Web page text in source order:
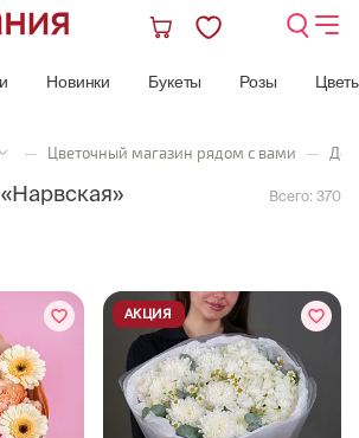
Новинки Букеты Розы
— Цветочный магазин рядом с вами —
Всего: 370
АКЦИЯ